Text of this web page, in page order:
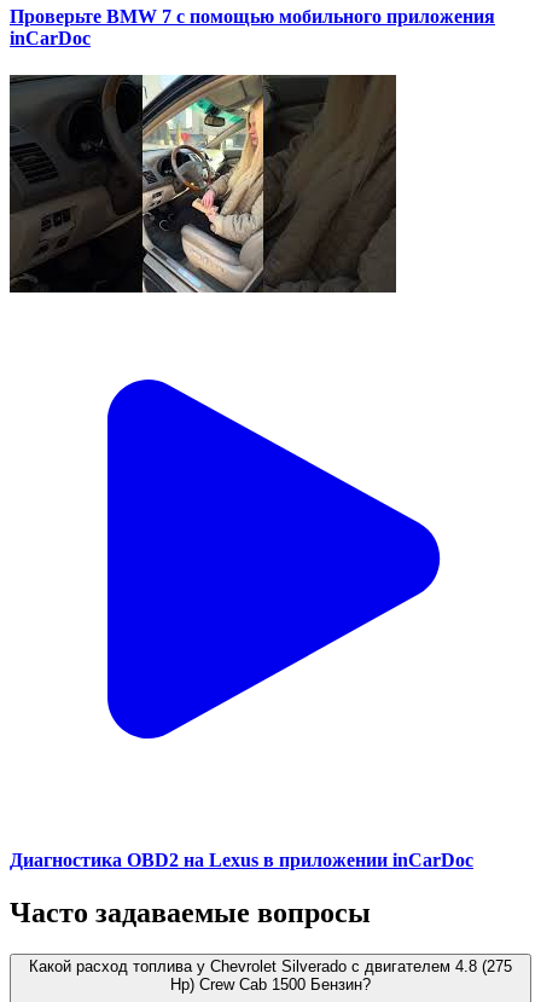
Проверьте BMW 7 с помощью мобильного приложения
inCarDoc
Диагностика OBD2 на Lexus в приложении inCarDoc
Часто задаваемые вопросы
Какой расход топлива у Chevrolet Silverado с двигателем 4.8 (275
Hp) Crew Cab 1500 Бензин?